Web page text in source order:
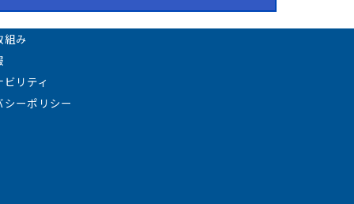
組み
リティ
シーポリシー